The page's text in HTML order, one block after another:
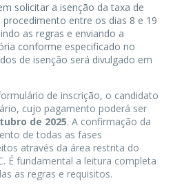
solicitar a isenção da taxa de
entre os dias 8 e 19
as regras e enviando a
conforme especificado no
de isenção será divulgado em
de inscrição, o candidato
cujo pagamento poderá ser
de 2025. A confirmação da
de todas as fases
através da área restrita do
É fundamental a leitura completa
as regras e requisitos.